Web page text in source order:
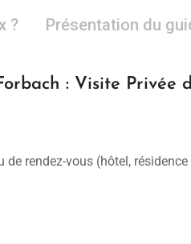
? Présentation du
: Visite Privée
rendez-vous (hôtel,